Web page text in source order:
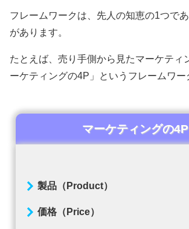
フレームワークは、先人の知恵の1つで
があります。
たとえば、売り手側から見たマーケティ
ーケティングの4P」というフレームワー
マーケティングの4P
製品（Product）
価格（Price）